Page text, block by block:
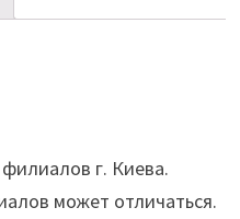
филиалов г. Киева.
может отличаться.